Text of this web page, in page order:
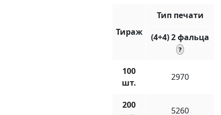
Тираж
Тип печати
(4+4) 2 фальца
100
шт.
2970
200
5260